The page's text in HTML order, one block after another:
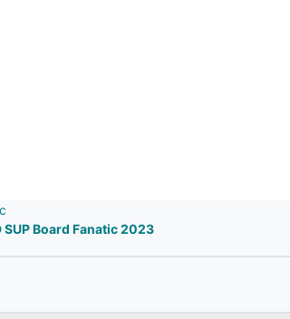
SUP Board Fanatic 2023